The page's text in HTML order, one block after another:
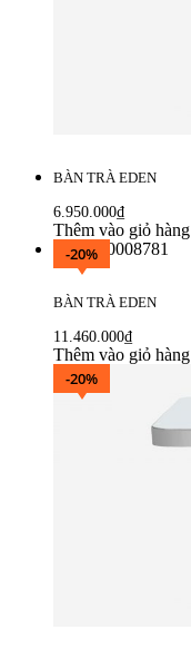
BÀN TRÀ EDEN
6.950.000₫
Thêm vào giỏ hàng
-20%
BÀN TRÀ EDEN
11.460.000₫
Thêm vào giỏ hàng
-20%